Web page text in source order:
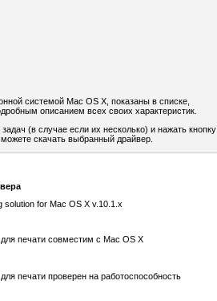
системой Mac OS X, показаны в списке,
описанием всех своих характеристик.
(в случае если их несколько) и нажать кнопку
скачать выбранный драйвер.
solution for Mac OS X v.10.1.x
печати совместим с Mac OS X
печати проверен на работоспособность